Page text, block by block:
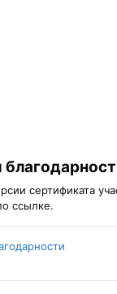
сертификата
ссылке.